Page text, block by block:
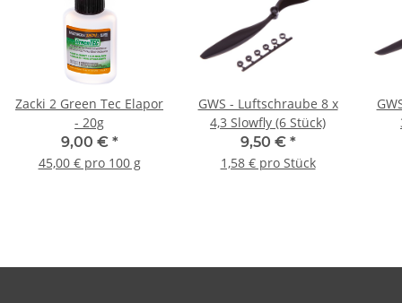
Zacki 2 Green Tec Elapor
- 20g
9,00 € *
45,00 € pro 100 g
GWS - Luftschraube 8 x
4,3 Slowfly (6 Stück)
9,50 € *
1,58 € pro Stück